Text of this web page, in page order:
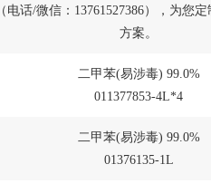
（电话/微信：13761527386），为您
方案。
二甲苯(易涉毒) 99.0%
011377853-4L*4
二甲苯(易涉毒) 99.0%
01376135-1L